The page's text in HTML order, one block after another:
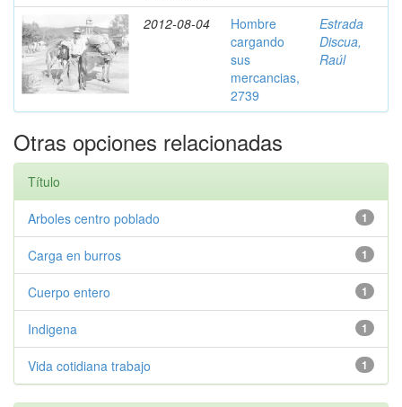
2012-08-04
Hombre
cargando
sus
mercancias,
2739
Estrada
Discua,
Raúl
Otras opciones relacionadas
Título
1
Arboles centro poblado
1
Carga en burros
1
Cuerpo entero
1
Indigena
1
Vida cotidiana trabajo